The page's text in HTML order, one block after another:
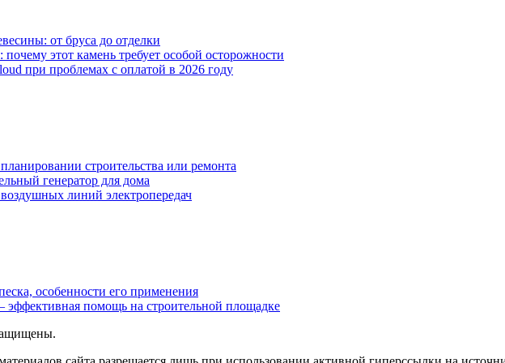
от бруса до отделки
этот камень требует особой осторожности
при проблемах с оплатой в 2026 году
строительства или ремонта
генератор для дома
линий электропередач
особенности его применения
эффективная помощь на строительной площадке